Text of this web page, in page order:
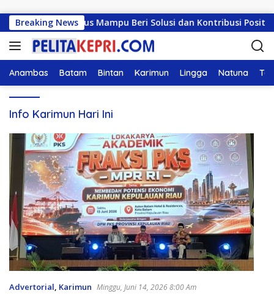
Breaking News
UMRAH: Harus Mampu Beri Solusi dan Kontribusi Positif
Anambas Batam Bintan Karimun Lingga Natuna
Info Karimun Hari Ini
Advertorial, Karimun Minggu, Juni 14, 2026 8:00 Am